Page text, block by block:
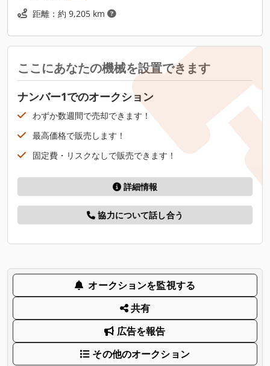
距離：約 9,205 km
ここにあなたの機械を設置できます
ナンバー1でのオークション
わずか数週間で売却できます！
最高価格で販売します！
固定費・リスクなしで販売できます！
詳細情報
協力について話し合う
オークションを監視する
共有
広告を報告
その他のオークション